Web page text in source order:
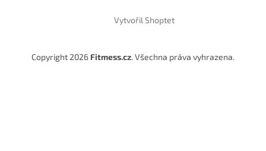
Vytvořil Shoptet
Copyright 2026 Fitmess.cz. Všechna práva vyhrazena.